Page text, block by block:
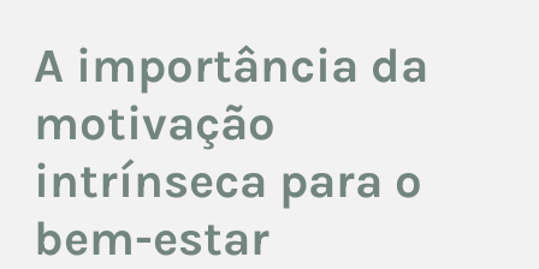
A importância da
motivação
intrínseca para o
bem-estar